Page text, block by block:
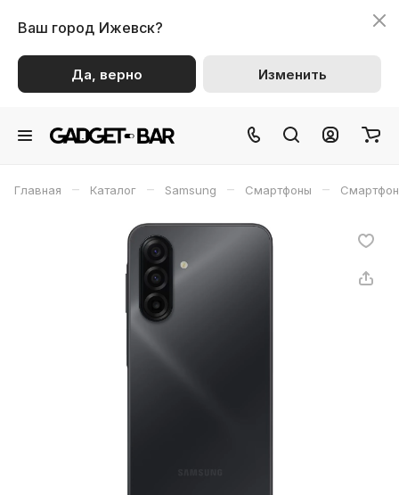
Ваш город Ижевск?
Да, верно Изменить
Главная – Каталог – Samsung – Смартфоны –